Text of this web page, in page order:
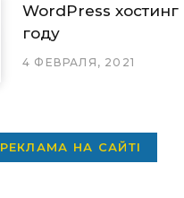
WordPress хостинг
году
4 ФЕВРАЛЯ, 2021
РЕКЛАМА НА САЙТІ